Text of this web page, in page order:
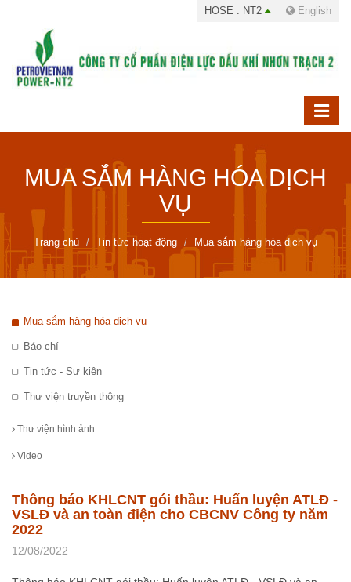
HOSE : NT2 English
MUA SẮM HÀNG HÓA DỊCH
VỤ
Trang chủ Tin tức hoạt động Mua sắm hàng hóa dịch vụ
Mua sắm hàng hóa dịch vụ
Báo chí
Tin tức - Sự kiện
Thư viện truyền thông
Thư viện hình ảnh
Video
Thông báo KHLCNT gói thầu: Huấn luyện ATLĐ -
VSLĐ và an toàn điện cho CBCNV Công ty năm
2022
12/08/2022